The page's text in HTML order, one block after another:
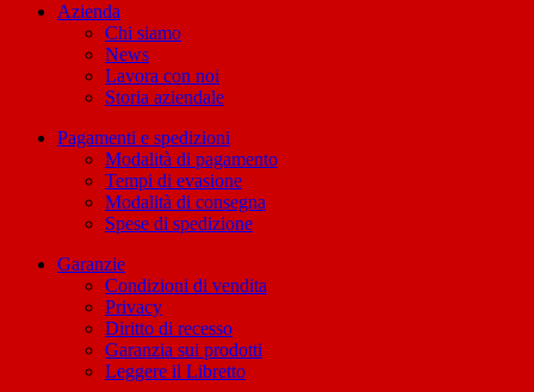
Azienda
Chi siamo
News
Lavora con noi
Storia aziendale
Pagamenti e spedizioni
Modalità di pagamento
Tempi di evasione
Modalità di consegna
Spese di spedizione
Garanzie
Condizioni di vendita
Privacy
Diritto di recesso
Garanzia sui prodotti
Leggere il Libretto